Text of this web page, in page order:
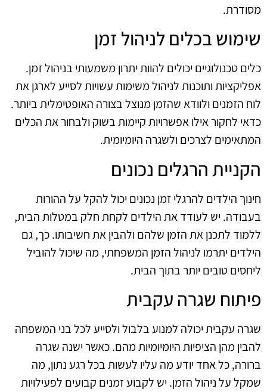
מסודרת.
שימוש בכלים לניהול זמן
כלים טכנולוגיים יכולים להוות יתרון משמעותי בניהול זמן.
אפליקציות ותוכנות לניהול משימות עשויות לסייע לארגן את
לוח הזמנים ולוודא שהזמן מנוצל בצורה האופטימלית ביותר.
כדאי לחקור אילו אפשרויות קיימות בשוק ולבחור את הכלים
המתאימים לצרכים ולשגרה היומיומית.
הקניית הרגלים נכונים
חינוך הילדים להרגלי זמן נכונים יכול להקל על ההורות
בעבודה. יש לעודד את הילדים לקחת חלק במטלות הבית,
ללמוד לתכנן את הזמן שלהם ולהבין את חשיבותו. כך, גם
הילדים יתרמו לניהול הזמן המשפחתי, מה שיכול להוביל
ליחסים טובים יותר בתוך הבית.
פיתוח שגרה עקבית
שגרה עקבית יכולה למנוע בלבול ולסייע לכל בני המשפחה
להבין מהן הציפיות היומיומיות מהם. כאשר ישנה שגרה
ברורה, כל אחד יודע מה עליו לעשות בכל רגע נתון, מה
שמקל על ניהול הזמן. יש לקבוע זמנים קבועים לפעילויות